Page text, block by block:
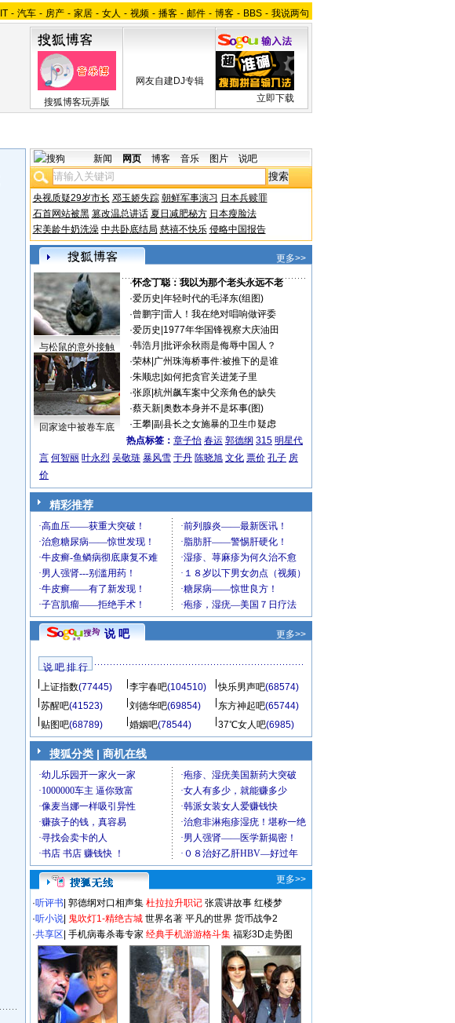
IT - 汽车 - 房产 - 家居 - 女人 - 视频 - 播客 - 邮件 - 博客 - BBS - 我说两句
搜狐博客玩弄版
网友自建DJ专辑
立即下载
新闻 网页 博客 音乐 图片 说吧
央视质疑29岁市长 邓玉娇失踪 朝鲜军事演习 日本兵赎罪
石首网站被黑 篡改温总讲话 夏日减肥秘方 日本瘦脸法
宋美龄牛奶洗澡 中共卧底结局 慈禧不快乐 侵略中国报告
更多>>
与松鼠的意外接触
回家途中被卷车底
·怀念丁聪：我以为那个老头永远不老
·爱历史 年轻时代的毛泽东(组图)
·曾鹏宇| 雷人！我在绝对唱响做评委
·爱历史 1977年华国锋视察大庆油田
·韩浩月 批评余秋雨是侮辱中国人？
·荣林| 广州珠海桥事件:被推下的是谁
·朱顺忠 如何把贪官关进笼子里
·张原| 杭州飙车案中父亲角色的缺失
·蔡天新| 奥数本身并不是坏事(图)
·王攀| 副县长之女施暴的卫生巾疑虑
热点标签： 章子怡 春运 郭德纲 315 明星代
言 何智丽 叶永烈 吴敬琏 暴风雪 于丹 陈晓旭 文化 票价 孔子 房
价
精彩推荐
说 吧 更多>>
说 吧 排 行
上证指数(77445) 李宇春吧(104510) 快乐男声吧(68574)
苏醒吧(41523) 刘德华吧(69854) 东方神起吧(65744)
贴图吧(68789) 婚姻吧(78544) 37℃女人吧(6985)
搜狐分类 | 商机在线
更多>>
·听评书 郭德纲对口相声集 杜拉拉升职记 张震讲故事 红楼梦
·听小说 鬼吹灯1-精绝古城 世界名著 平凡的世界 货币战争2
·共享区 手机病毒杀毒专家 经典手机游游格斗集 福彩3D走势图